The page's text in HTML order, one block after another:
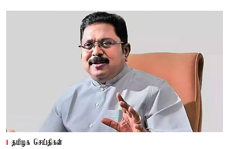
தமிழக செய்திகள்